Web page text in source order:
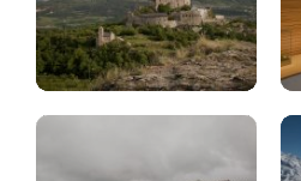
Cataratas
del
Rin